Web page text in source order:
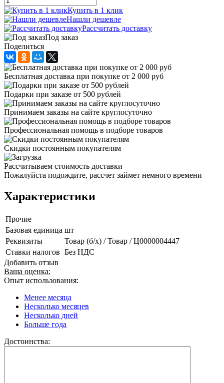
Купить в 1 клик
Нашли дешевле
Рассчитать доставку
Под заказ
Поделиться
Бесплатная доставка при покупке от 2 000 руб
Подарки при заказе от 500 рублей
Принимаем заказы на сайте круглосуточно
Профессиональная помощь в подборе товаров
Скидки постоянным покупателям
Рассчитываем стоимость доставки
Пожалуйста подождите, рассчет займет немного времени
Характеристики
Прочие
Базовая единица шт
Реквизиты
Товар (б/х) / Товар / Ц0000004447
Ставки налогов Без НДС
Добавить отзыв
Ваша оценка:
Опыт использования:
Менее месяца
Несколько месяцев
Несколько дней
Больше года
Достоинства: